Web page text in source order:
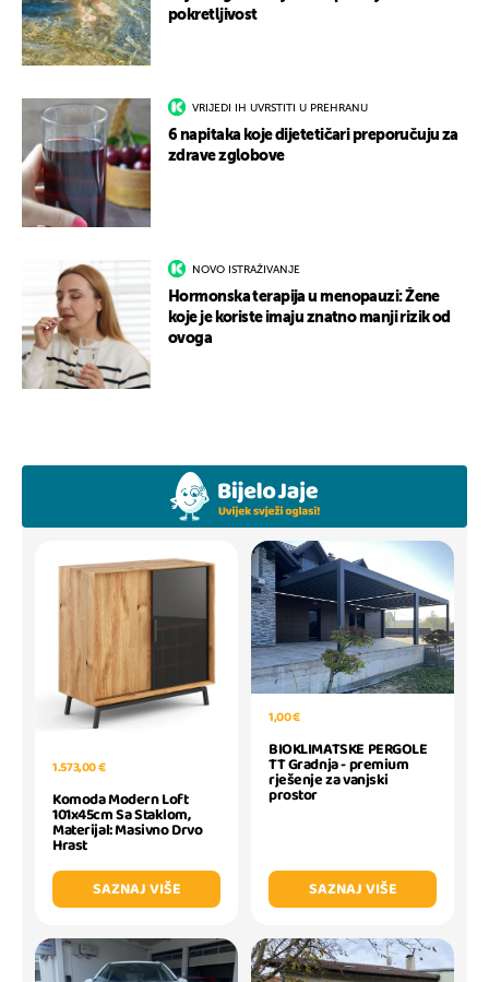
pokretljivost
VRIJEDI IH UVRSTITI U PREHRANU
6 napitaka koje dijetetičari preporučuju za
zdrave zglobove
NOVO ISTRAŽIVANJE
Hormonska terapija u menopauzi: Žene
koje je koriste imaju znatno manji rizik od
ovoga
1.573,00 €
Komoda Modern Loft
101x45cm Sa Staklom,
Materijal: Masivno Drvo
Hrast
SAZNAJ VIŠE
1,00 €
BIOKLIMATSKE PERGOLE
TT Gradnja - premium
rješenje za vanjski
prostor
SAZNAJ VIŠE